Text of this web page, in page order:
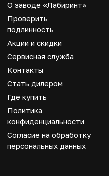
О заводе «Лабиринт»
Проверить
подлинность
Акции и скидки
Сервисная служба
Контакты
Стать дилером
Где купить
Политика
конфиденциальности
Согласие на обработку
персональных данных